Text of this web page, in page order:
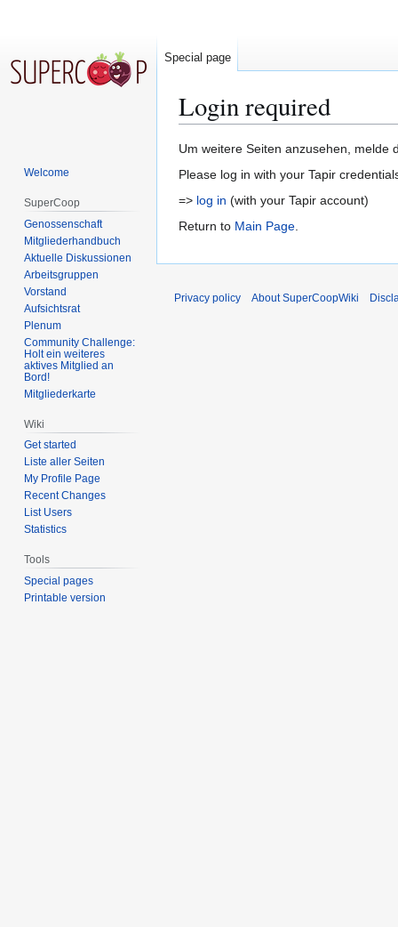
Login required
Jump
to
Jump
to
Um weitere Seiten anzusehen, melde
Please log in with your Tapir
=> log in (with your Tapir account)
Return to Main Page.
Special page
Welcome
SuperCoop
Genossenschaft
Mitgliederhandbuch
Aktuelle Diskussionen
Arbeitsgruppen
Vorstand
Aufsichtsrat
Plenum
Community Challenge:
Holt ein weiteres
aktives Mitglied an
Bord!
Mitgliederkarte
Wiki
Get started
Liste aller Seiten
My Profile Page
Recent Changes
List Users
Statistics
Tools
Special pages
Printable version
Privacy policy About SuperCoopWiki